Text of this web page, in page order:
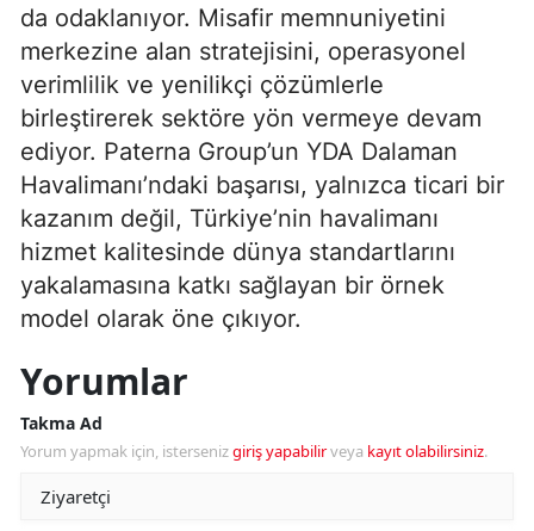
da odaklanıyor. Misafir memnuniyetini
merkezine alan stratejisini, operasyonel
verimlilik ve yenilikçi çözümlerle
birleştirerek sektöre yön vermeye devam
ediyor. Paterna Group’un YDA Dalaman
Havalimanı’ndaki başarısı, yalnızca ticari bir
kazanım değil, Türkiye’nin havalimanı
hizmet kalitesinde dünya standartlarını
yakalamasına katkı sağlayan bir örnek
model olarak öne çıkıyor.
Yorumlar
Takma Ad
Yorum yapmak için, istersenizgiriş yapabilirveya kayıt olabilirsiniz.